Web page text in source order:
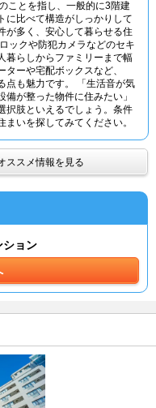
ことを指し、一般的に3階建
に比べて構造がしっかりして
が多く、安心して暮らせる住
ックや防犯カメラなどのセキ
暮らしからファミリーまで幅
ーや宅配ボックスなど、
点も魅力です。 「生活音が気
が整った物件に住みたい」
択肢といえるでしょう。条件
いを探してみてください。
ススメ情報を見る
ション